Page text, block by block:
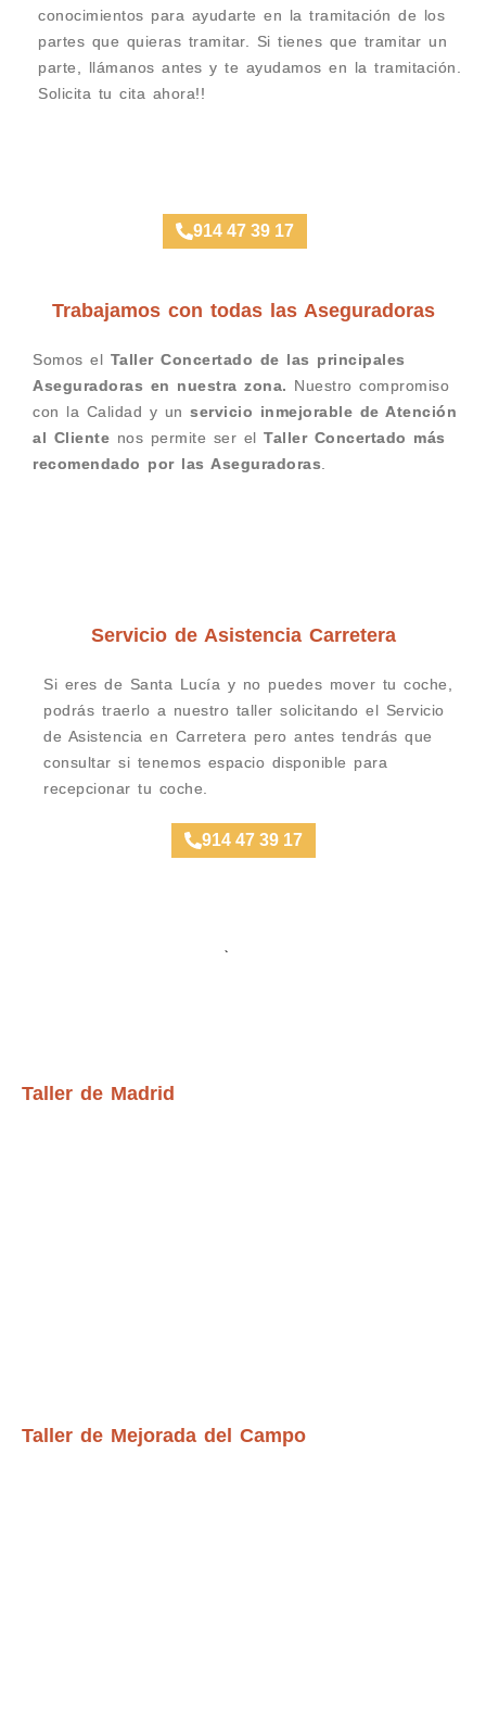
conocimientos para ayudarte en la tramitación de los
partes que quieras tramitar. Si tienes que tramitar un
parte, llámanos antes y te ayudamos en la tramitación.
Solicita tu cita ahora!!
914 47 39 17
Trabajamos con todas las Aseguradoras
Somos el Taller Concertado de las principales
Aseguradoras en nuestra zona. Nuestro compromiso
con la Calidad y un servicio inmejorable de Atención
al Cliente nos permite ser el Taller Concertado más
recomendado por las Aseguradoras.
Servicio de Asistencia Carretera
Si eres de Santa Lucía y no puedes mover tu coche,
podrás traerlo a nuestro taller solicitando el Servicio
de Asistencia en Carretera pero antes tendrás que
consultar si tenemos espacio disponible para
recepcionar tu coche.
914 47 39 17
Ubicación Talleres
Taller de Madrid
Taller de Mejorada del Campo